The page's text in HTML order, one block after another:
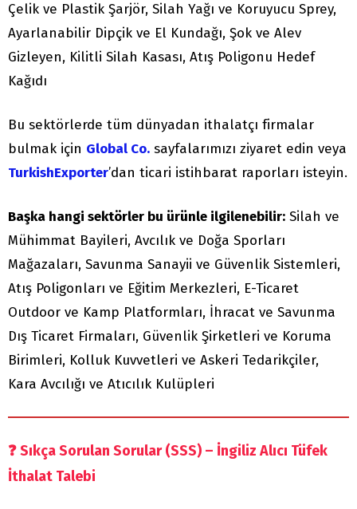
Çelik ve Plastik Şarjör, Silah Yağı ve Koruyucu Sprey,
Ayarlanabilir Dipçik ve El Kundağı, Şok ve Alev
Gizleyen, Kilitli Silah Kasası, Atış Poligonu Hedef
Kağıdı
Bu sektörlerde tüm dünyadan ithalatçı firmalar
bulmak için Global Co. sayfalarımızı ziyaret edin veya
TurkishExporter’dan ticari istihbarat raporları isteyin.
Başka hangi sektörler bu ürünle ilgilenebilir: Silah ve
Mühimmat Bayileri, Avcılık ve Doğa Sporları
Mağazaları, Savunma Sanayii ve Güvenlik Sistemleri,
Atış Poligonları ve Eğitim Merkezleri, E-Ticaret
Outdoor ve Kamp Platformları, İhracat ve Savunma
Dış Ticaret Firmaları, Güvenlik Şirketleri ve Koruma
Birimleri, Kolluk Kuvvetleri ve Askeri Tedarikçiler,
Kara Avcılığı ve Atıcılık Kulüpleri
❓Sıkça Sorulan Sorular (SSS) – İngiliz Alıcı Tüfek
İthalat Talebi